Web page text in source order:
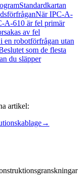
Standardkartan
När IPC-A-
A-610 är fel primär
av fel
robotförfrågan utan
som de flesta
du släpper
artikel:
→